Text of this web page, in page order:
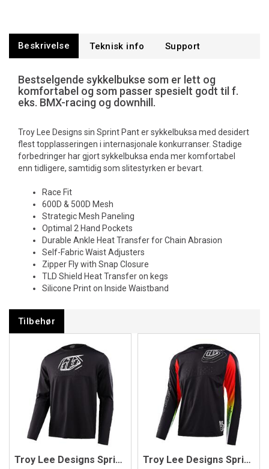
Beskrivelse Teknisk info Support
Bestselgende sykkelbukse som er lett og
komfortabel og som passer spesielt godt til f.
eks. BMX-racing og downhill.
Troy Lee Designs sin Sprint Pant er sykkelbuksa med desidert
flest topplasseringen i internasjonale konkurranser. Stadige
forbedringer har gjort sykkelbuksa enda mer komfortabel
enn tidligere, samtidig som slitestyrken er bevart.
Race Fit
600D & 500D Mesh
Strategic Mesh Paneling
Optimal 2 Hand Pockets
Durable Ankle Heat Transfer for Chain Abrasion
Self-Fabric Waist Adjusters
Zipper Fly with Snap Closure
TLD Shield Heat Transfer on kegs
Silicone Print on Inside Waistband
Tilbehør
Troy Lee Designs Sprint Jersey Troy Lee Designs Sprint Jersey